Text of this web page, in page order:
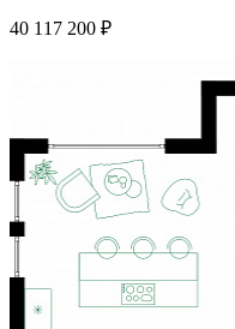
40 117 200 ₽